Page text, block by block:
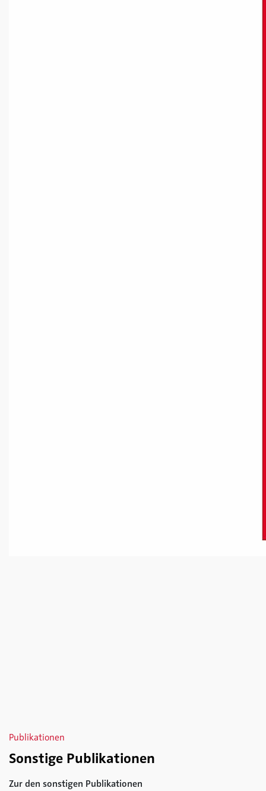
Publikationen
Sonstige Publikationen
Zur den sonstigen Publikationen